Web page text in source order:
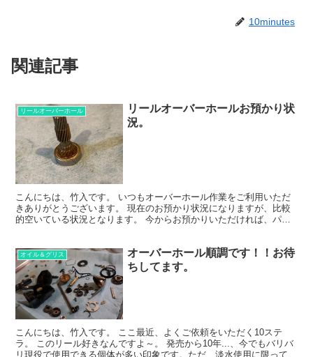
10minutes
関連記事
リールオーバーホール
リールオーバーホールお預かり状
況。
こんにちは、竹入です。 いつもオーバーホール作業をご利用いただ
きありがとうございます。 現在のお預かり状況になりますが、比較
的空いている状況となります。 今からお預かりいただければ、パー
オイル＆グリス
オーバーホール順調です！！お待
ちしてます。
こんにちは、竹入です。 ここ最近、よくご依頼をいただく10ステ
ラ。 このリール好きなんですよ～。 発売から10年...、今でもバリバ
リ現役で使用できる個体が多い印象です。ただ、淡水使用に限ってで